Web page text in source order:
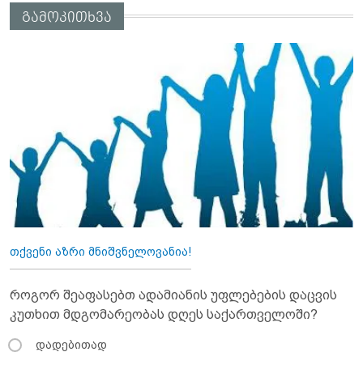
გამოკითხვა
თქვენი აზრი მნიშვნელოვანია!
როგორ შეაფასებთ ადამიანის უფლებების დაცვის
კუთხით მდგომარეობას დღეს საქართველოში?
დადებითად